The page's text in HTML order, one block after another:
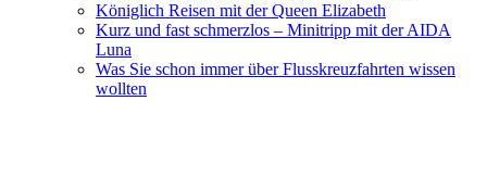
Königlich Reisen mit der Queen Elizabeth
Kurz und fast schmerzlos – Minitripp mit der AIDA
Luna
Was Sie schon immer über Flusskreuzfahrten wissen
wollten